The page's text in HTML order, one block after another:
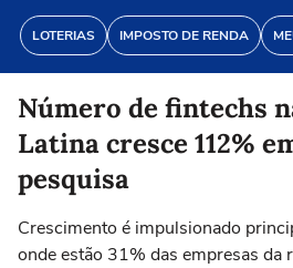
LOTERIAS IMPOSTO DE RENDA
Número de fintechs
Latina cresce 112%
pesquisa
Crescimento é impulsionado
onde estão 31% das empresas da